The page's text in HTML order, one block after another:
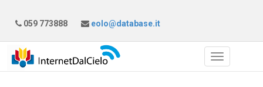
059 773888 eolo@database.it